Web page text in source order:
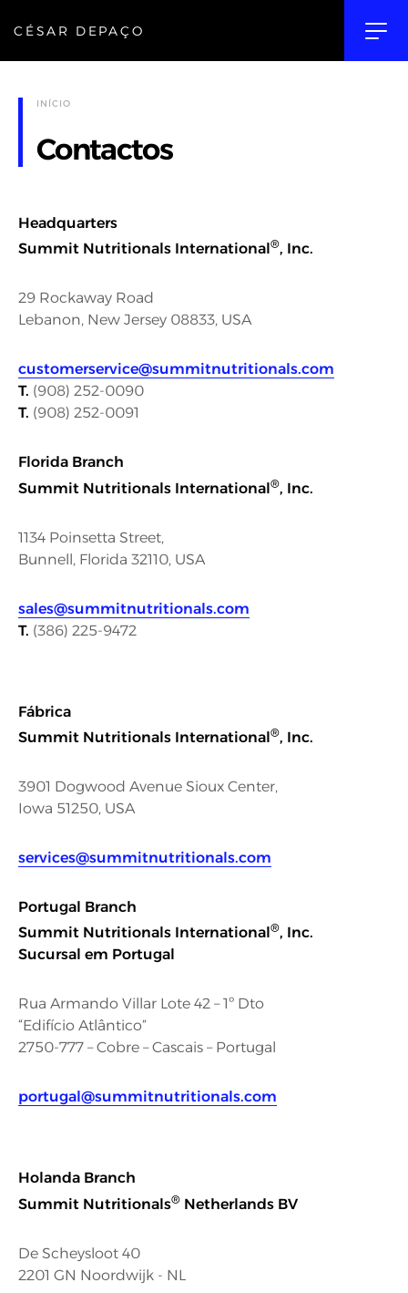
CÉSAR DEPAÇO
INÍCIO
Contactos
Headquarters
Summit Nutritionals International®, Inc.
29 Rockaway Road
Lebanon, New Jersey 08833, USA
customerservice@summitnutritionals.com
T. (908) 252-0090
T. (908) 252-0091
Florida Branch
Summit Nutritionals International®, Inc.
1134 Poinsetta Street,
Bunnell, Florida 32110, USA
sales@summitnutritionals.com
T. (386) 225-9472
Fábrica
Summit Nutritionals International®, Inc.
3901 Dogwood Avenue Sioux Center,
Iowa 51250, USA
services@summitnutritionals.com
Portugal Branch
Summit Nutritionals International®, Inc.
Sucursal em Portugal
Rua Armando Villar Lote 42 – 1º Dto
“Edifício Atlântico”
2750-777 – Cobre – Cascais – Portugal
portugal@summitnutritionals.com
Holanda Branch
Summit Nutritionals® Netherlands BV
De Scheysloot 40
2201 GN Noordwijk - NL